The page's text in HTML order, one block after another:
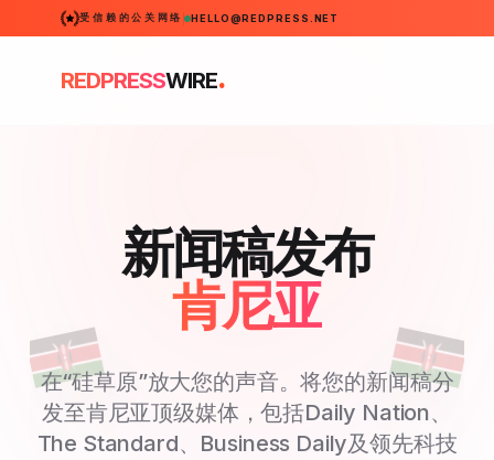
受信赖的公关网络 HELLO@REDPRESS.NET
REDPRESSWIRE.
新闻稿发布
肯尼亚
在“硅草原”放大您的声音。将您的新闻稿分
发至肯尼亚顶级媒体，包括Daily Nation、
The Standard、Business Daily及领先科技